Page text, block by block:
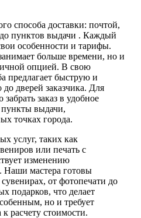
способа доставки: почтой,
пунктов выдачи . Каждый
особенности и тарифы.
больше времени, но и
опцией. В свою
предлагает быструю и
дверей заказчика. Для
заказ в удобное
пункты выдачи,
точках города.
услуг, таких как
или печать с
изменению
Наши мастера готовы
от фотопечати до
подарков, что делает
но и требует
расчету стоимости.